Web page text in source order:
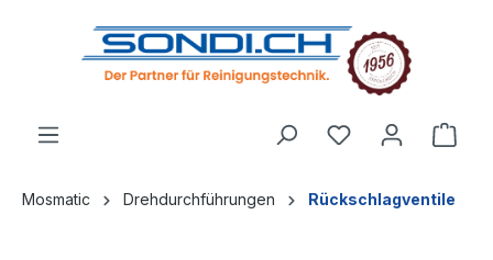
springen
Mosmatic Drehdurchführungen Rückschlagventile